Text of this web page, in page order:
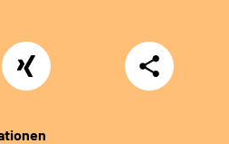
Xing
Teilen